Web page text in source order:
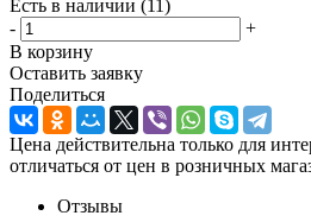
Есть в наличии (11)
-
+
В корзину
Оставить заявку
Поделиться
Цена действительна только для
отличаться от цен в розничных
Отзывы